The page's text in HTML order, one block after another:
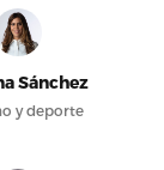
Sánchez
y deporte